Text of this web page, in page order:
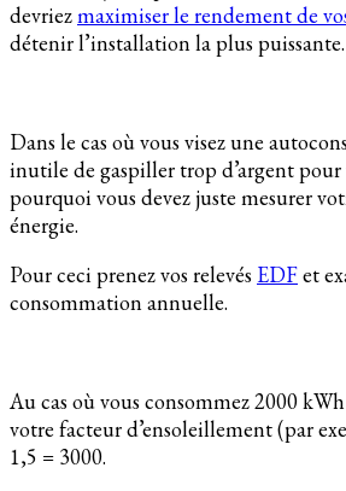
devriezmaximiser le rendement de
détenir l’installation la plus puissante.
Dans le cas où vous visez une
inutile de gaspiller trop d’argent pour
pourquoi vous devez juste mesurer
énergie.
Pour ceci prenez vos relevés EDFet
consommation annuelle.
Au cas où vous consommez 2000
votre facteur d’ensoleillement (par
1,5 = 3000.